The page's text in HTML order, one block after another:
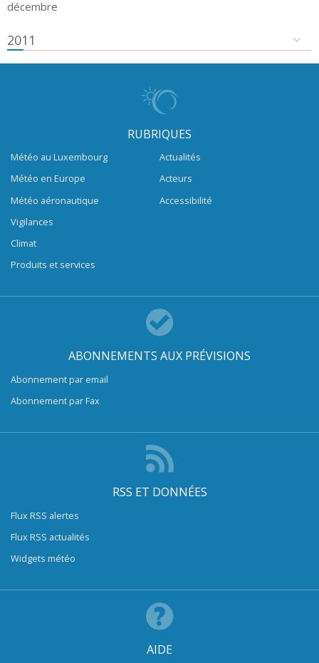
décembre
2011
RUBRIQUES
Météo au Luxembourg
Météo en Europe
Météo aéronautique
Vigilances
Climat
Produits et services
Actualités
Acteurs
Accessibilité
ABONNEMENTS AUX PRÉVISIONS
Abonnement par email
Abonnement par Fax
RSS ET DONNÉES
Flux RSS alertes
Flux RSS actualités
Widgets météo
AIDE